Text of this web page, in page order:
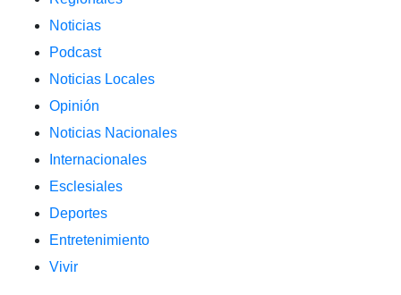
Noticias
Podcast
Noticias Locales
Opinión
Noticias Nacionales
Internacionales
Esclesiales
Deportes
Entretenimiento
Vivir